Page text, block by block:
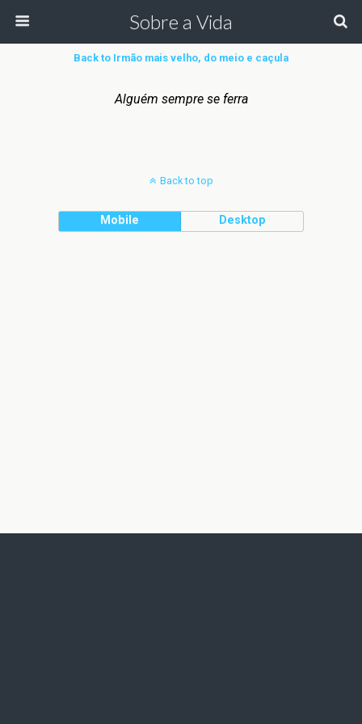
Sobre a Vida
Back to Irmão mais velho, do meio e caçula
Alguém sempre se ferra
Back to top
Mobile Desktop